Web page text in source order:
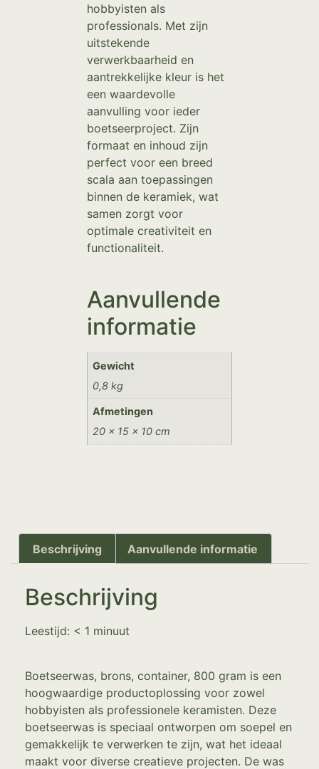
hobbyisten als
professionals. Met zijn
uitstekende
verwerkbaarheid en
aantrekkelijke kleur is het
een waardevolle
aanvulling voor ieder
boetseerproject. Zijn
formaat en inhoud zijn
perfect voor een breed
scala aan toepassingen
binnen de keramiek, wat
samen zorgt voor
optimale creativiteit en
functionaliteit.
Aanvullende
informatie
Gewicht
0,8 kg
Afmetingen
20 × 15 × 10 cm
Beschrijving Aanvullende informatie
Beschrijving
Leestijd: < 1 minuut
Boetseerwas, brons, container, 800 gram is een
hoogwaardige productoplossing voor zowel
hobbyisten als professionele keramisten. Deze
boetseerwas is speciaal ontworpen om soepel en
gemakkelijk te verwerken te zijn, wat het ideaal
maakt voor diverse creatieve projecten. De was